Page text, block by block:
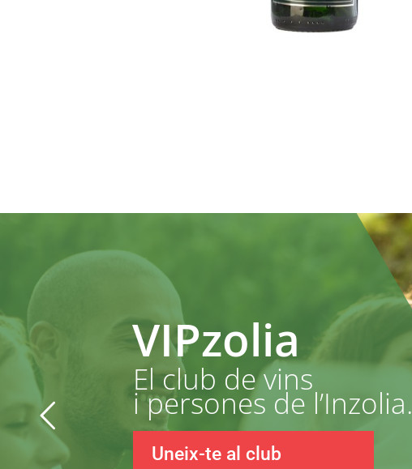
VIPzolia
Uneix-te al club
El club de vins
i persones de l’Inzolia.